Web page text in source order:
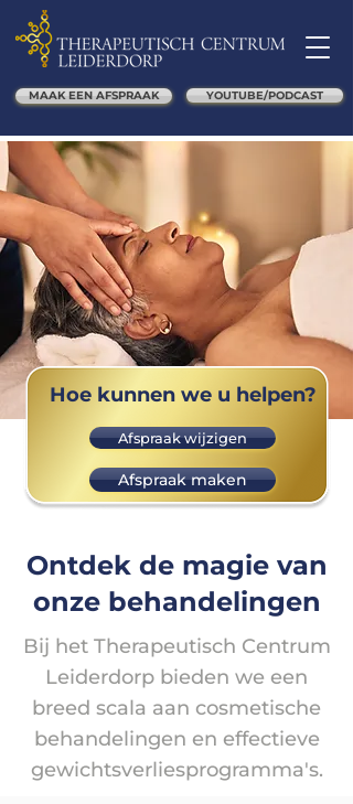
MAAK EEN AFSPRAAK YOUTUBE/PODCAST
Hoe kunnen we u helpen?
Afspraak maken
Afspraak wijzigen
Ontdek de magie van
onze behandelingen
Bij het Therapeutisch Centrum
Leiderdorp bieden we een
breed scala aan cosmetische
behandelingen en effectieve
gewichtsverliesprogramma's.